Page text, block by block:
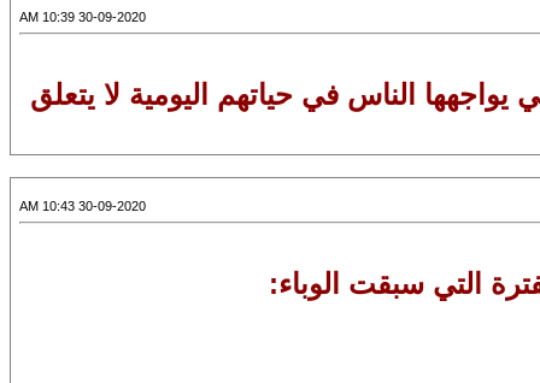
30-09-2020 10:39 AM
يواجهها الناس في حياتهم اليومية لا يتعلق
30-09-2020 10:43 AM
التي سبقت الوباء: